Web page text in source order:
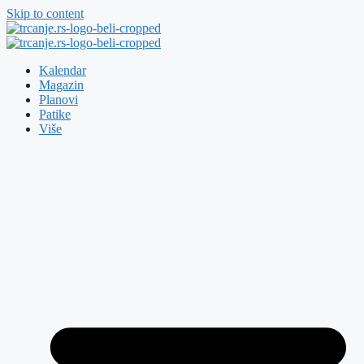
Skip to content
Kalendar
Magazin
Planovi
Patike
Više